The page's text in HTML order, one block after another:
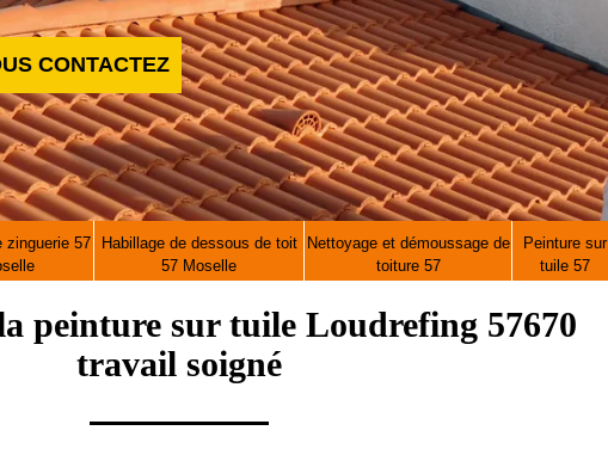
CONTACTEZ
zinguerie 57
Habillage de dessous de toit
57 Moselle
Nettoyage et démoussage de
toiture 57
Peinture sur
tuile 57
peinture sur tuile Loudrefing 57670
travail soigné